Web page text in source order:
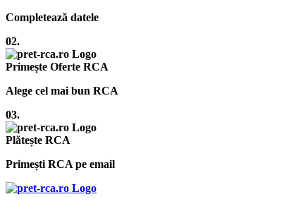
Completează datele
02.
Primește Oferte RCA
Alege cel mai bun RCA
03.
Plătește RCA
Primești RCA pe email